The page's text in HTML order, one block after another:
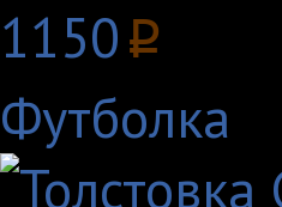
1150p
Футболка